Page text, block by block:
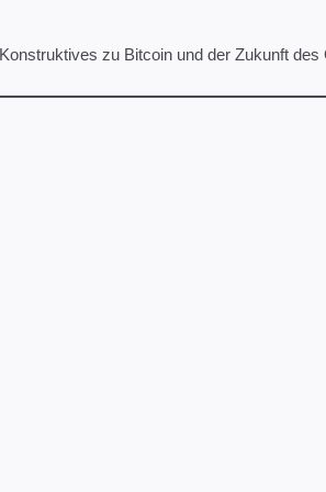
zu Bitcoin und der Zukunft des